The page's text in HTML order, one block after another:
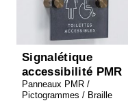
Signalétique
accessibilité PMR
Panneaux PMR /
Pictogrammes / Braille